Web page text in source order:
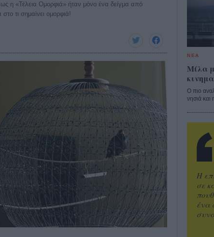
η «Τέλεια Ομορφιά» ήταν μόνο ένα δείγμα από
τι σημαίνει ομορφιά!
ΝΕΑ
Μίλα
Ο πιο
νησιά και
Η
σε
ένα